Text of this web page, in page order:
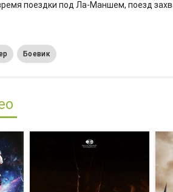
поездки под Ла-Маншем, поезд
Боевик